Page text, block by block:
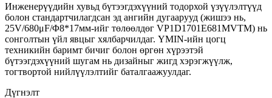
Инженерүүдийн хувьд бүтээгдэхүүний тодорхой үзүүлэлтүүд
болон стандартчилагдсан эд ангийн дугаарууд (жишээ нь,
25V/680μF/Φ8*17мм-ийг төлөөлдөг VP1D1701E681MVTM) нь
сонголтын үйл явцыг хялбарчилдаг. YMIN-ийн цогц
техникийн баримт бичиг болон өргөн хүрээтэй
бүтээгдэхүүний шугам нь дизайныг жигд хэрэгжүүлж,
тогтвортой нийлүүлэлтийг баталгаажуулдаг.
Дүгнэлт